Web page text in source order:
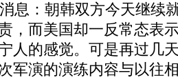
息：朝韩双方今天继续
，而美国却一反常态表
人的感觉。可是再过几
军演的演练内容与以往